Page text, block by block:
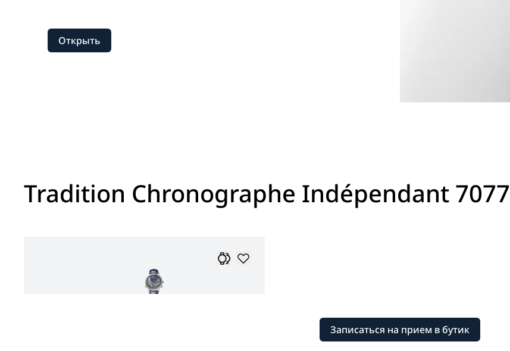
Открыть
Tradition Chronographe Indépendant 7077
Записаться на прием в бутик